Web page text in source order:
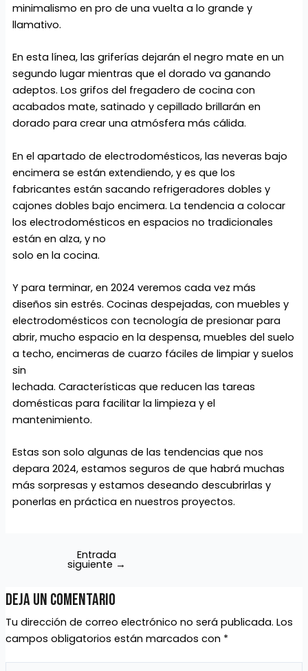
minimalismo en pro de una vuelta a lo grande y
llamativo.
En esta línea, las griferías dejarán el negro mate en un
segundo lugar mientras que el dorado va ganando
adeptos. Los grifos del fregadero de cocina con
acabados mate, satinado y cepillado brillarán en
dorado para crear una atmósfera más cálida.
En el apartado de electrodomésticos, las neveras bajo
encimera se están extendiendo, y es que los
fabricantes están sacando refrigeradores dobles y
cajones dobles bajo encimera. La tendencia a colocar
los electrodomésticos en espacios no tradicionales
están en alza, y no
solo en la cocina.
Y para terminar, en 2024 veremos cada vez más
diseños sin estrés. Cocinas despejadas, con muebles y
electrodomésticos con tecnología de presionar para
abrir, mucho espacio en la despensa, muebles del suelo
a techo, encimeras de cuarzo fáciles de limpiar y suelos
sin
lechada. Características que reducen las tareas
domésticas para facilitar la limpieza y el
mantenimiento.
Estas son solo algunas de las tendencias que nos
depara 2024, estamos seguros de que habrá muchas
más sorpresas y estamos deseando descubrirlas y
ponerlas en práctica en nuestros proyectos.
Entrada
siguiente →
Deja un comentario
Tu dirección de correo electrónico no será publicada. Los
campos obligatorios están marcados con *